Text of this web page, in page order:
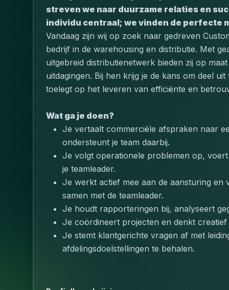
streven we naar duurzame relaties en
individu centraal; we vinden de perfecte
Vandaag zijn wij op zoek naar gedreven
bedrijf in de warehousing en distributie. Met
uitgebreid distributienetwerk bieden zij op
uitdagingen. Bij hen krijg je de kans om deel
toelegt op het leveren van efficiënte en
Wat ga je doen?
Je vertaalt commerciële afspraken naar
ondersteunt je team daarbij.
Je volgt operationele problemen op,
je teamleader.
Je werkt actief mee aan de aansturing
samen met de teamleader.
Je houdt rapporteringen bij, analyseert
Je coördineert projecten en denkt
Je stemt klantgerichte vragen af met
afdelingsdoelstellingen te behalen.